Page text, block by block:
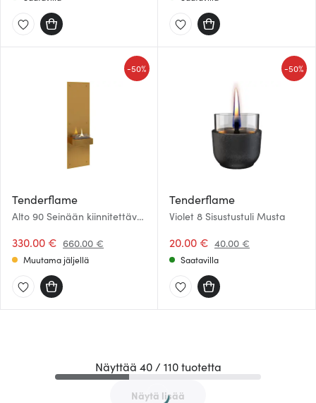
sivustoamme. Kumppanimme voivat yhdistää näitä
tietoja muihin tietoihin, joita olet antanut heille tai joita on
Tenderflame
Alto 90 Seinään kiinnitettävä
330.00 € 660.00 €
-50%
Muutama jäljellä
Tenderflame
Violet 8 Sisustustuli Musta
20.00 € 40.00 €
-50%
Saatavilla
Näyttää 40 / 110 tuotetta
Näytä lisää